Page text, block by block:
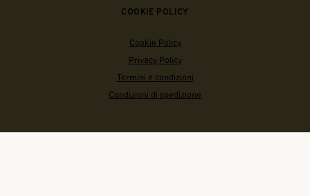
COOKIE POLICY
Cookie Policy
Privacy Policy
Termini e condizioni
Condizioni di spedizione